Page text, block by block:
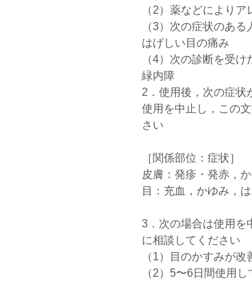
（2）薬などにより
（3）次の症状のある
はげしい目の痛み
（4）次の診断を受け
緑内障
2．使用後，次の症状
使用を中止し，この
さい
［関係部位：症状］
皮膚：発疹・発赤，
目：充血，かゆみ，
3．次の場合は使用を
に相談してください
（1）目のかすみが改
（2）5〜6日間使用